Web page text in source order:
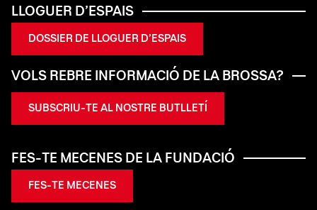
LLOGUER D’ESPAIS
DOSSIER DE LLOGUER D’ESPAIS
VOLS REBRE INFORMACIÓ DE LA BROSSA?
SUBSCRIU-TE AL NOSTRE BUTLLETÍ
FES-TE MECENES DE LA FUNDACIÓ
FES-TE MECENES